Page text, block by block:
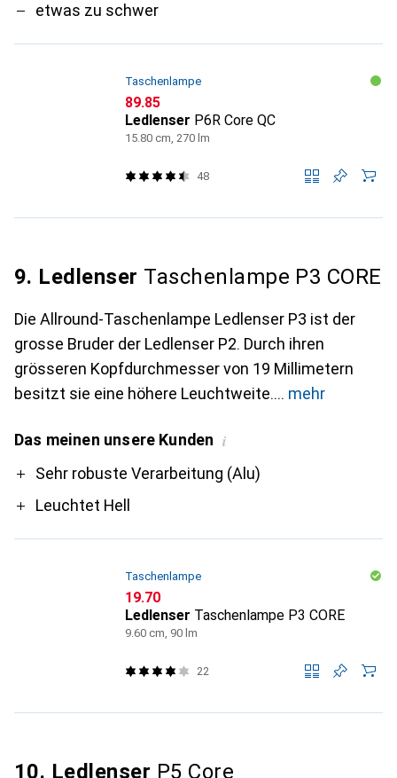
etwas zu schwer
Taschenlampe
CHF
89.85
Ledlenser P6R Core QC
15.80 cm, 270 lm
48
9. Ledlenser Taschenlampe P3 CORE
Die Allround-Taschenlampe Ledlenser P3 ist der
grosse Bruder der Ledlenser P2. Durch ihren
grösseren Kopfdurchmesser von 19 Millimetern
besitzt sie eine höhere Leuchtweite.
mehr
Das meinen unsere Kunden i
ProSehr robuste Verarbeitung (Alu)
Leuchtet Hell
Taschenlampe
CHF
19.70
Ledlenser Taschenlampe P3 CORE
9.60 cm, 90 lm
22
10. Ledlenser P5 Core